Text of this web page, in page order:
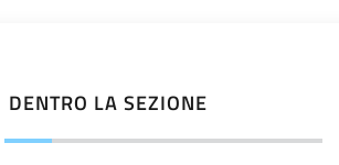
DENTRO LA SEZIONE